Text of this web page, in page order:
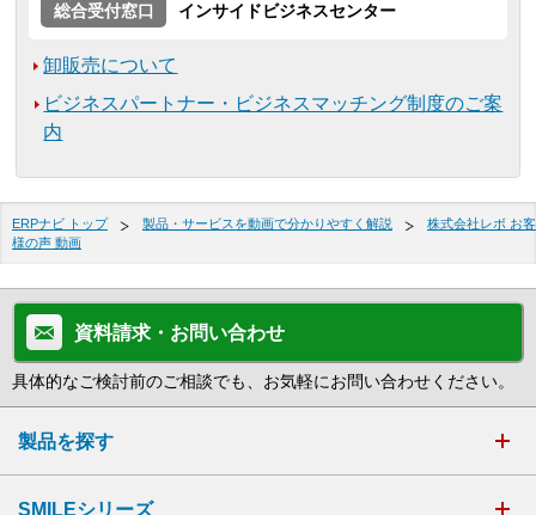
総合受付窓口
インサイドビジネスセンター
卸販売について
ビジネスパートナー・ビジネスマッチング制度のご案
内
ERPナビ トップ 製品・サービスを動画で分かりやすく解説
株式会社レボ お客
様の声 動画
資料請求・お問い合わせ
具体的なご検討前のご相談でも、お気軽にお問い合わせください。
製品を探す
SMILEシリーズ